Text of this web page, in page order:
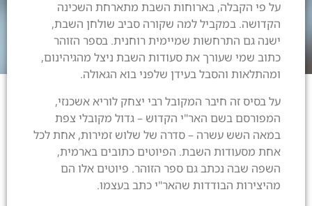
בהתרחבות הלב"
ספר הניגונים
על פי הקבלה, בארוחות השבת מתארחת השכינה
הקדושה. במקביל למה שקורה סביב שולחן השבת,
ישנה גם התרחשות שמיימית רוחנית. בספר הזוהר
כתוב שמי שעורך את סעודות השבת ניצל מהגיהינום,
ומהתלאות והסבל בעידן שלפני בוא הגאולה.
על בסיס זה חיבר המקובל רבי יצחק לוריא אשכנזי,
המפורסם בשם האר"י הקדוש – גדול מקובלי צפת
במאה השש עשרה – סדרה של שלוש זמירות, אחת לכל
אחת מסעודות השבת. הפיוטים כתובים בארמית,
השפה שבה נכתב גם ספר הזוהר. פיוטים אלו הם
מהיצירות הבודדות שהאר"י כתב בעצמו.